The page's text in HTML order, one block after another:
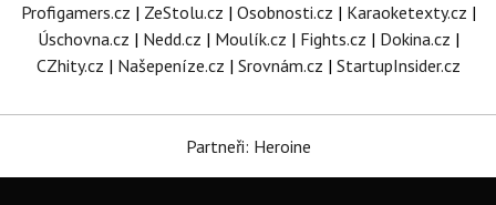
Profigamers.cz | ZeStolu.cz | Osobnosti.cz | Karaoketexty.cz |
Úschovna.cz | Nedd.cz | Moulík.cz | Fights.cz | Dokina.cz |
CZhity.cz | Našepeníze.cz | Srovnám.cz | StartupInsider.cz
Partneři: Heroine